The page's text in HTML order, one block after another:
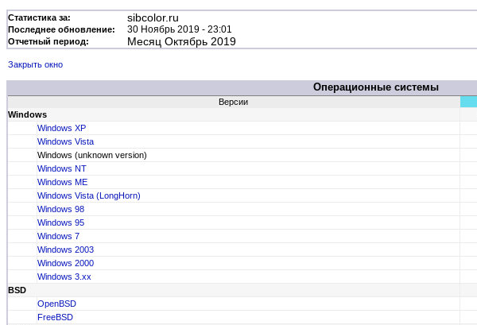
Статистика за: sibcolor.ru
Последнее обновление: 30 Ноябрь 2019 - 23:01
Отчетный период: Месяц Октябрь 2019
Закрыть окно
Операционные системы
Версии
Windows
Windows XP
Windows Vista
Windows (unknown version)
Windows NT
Windows ME
Windows Vista (LongHorn)
Windows 98
Windows 95
Windows 7
Windows 2003
Windows 2000
Windows 3.xx
BSD
OpenBSD
FreeBSD